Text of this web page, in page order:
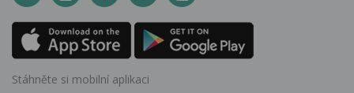
Stáhněte si mobilní aplikaci